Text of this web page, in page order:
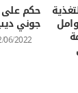
حكم على
جوني ديب 15 مليون
06/2022